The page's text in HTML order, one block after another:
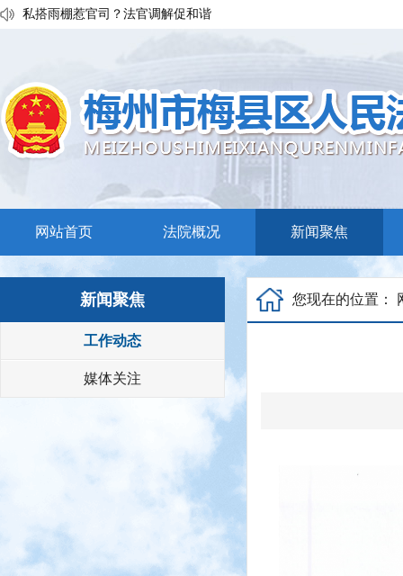
私搭雨棚惹官司？法官调解促和谐
网站首页 法院概况 新闻聚焦
新闻聚焦
工作动态
媒体关注
您现在的位置：